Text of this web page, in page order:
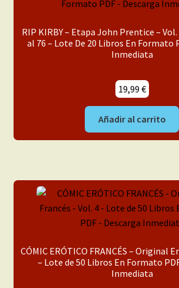
RIP KIRBY – Etapa John Prentice –
al 76 – Lote De 20 Libros En Formato
Inmediata
19,99 €
Añadir al carrito
CÓMIC ERÓTICO FRANCÉS – Original
– Lote de 50 Libros En Formato
Inmediata